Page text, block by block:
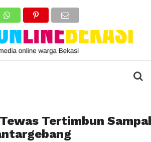
Tertimbun